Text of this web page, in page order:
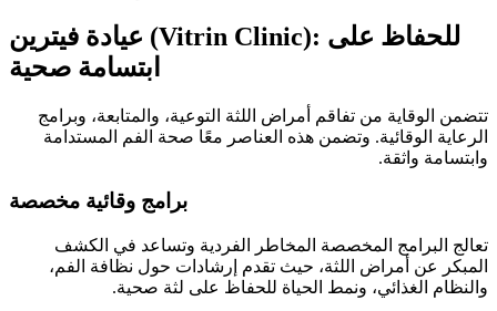
عيادة فيترين (Vitrin Clinic): للحفاظ على
ابتسامة صحية
تتضمن الوقاية من تفاقم أمراض اللثة التوعية، والمتابعة، وبرامج
الرعاية الوقائية. وتضمن هذه العناصر معًا صحة الفم المستدامة
وابتسامة واثقة.
برامج وقائية مخصصة
تعالج البرامج المخصصة المخاطر الفردية وتساعد في الكشف
المبكر عن أمراض اللثة، حيث تقدم إرشادات حول نظافة الفم،
والنظام الغذائي، ونمط الحياة للحفاظ على لثة صحية.